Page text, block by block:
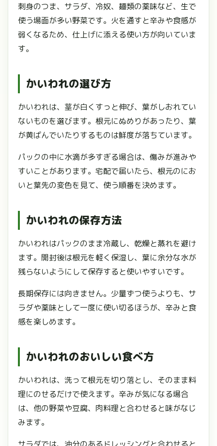
刺身のつま、サラダ、冷奴、麺類の薬味など、生で
使う場面が多い野菜です。火を通すと辛みや食感が
弱くなるため、仕上げに添える使い方が向いていま
す。
かいわれの選び方
かいわれは、茎が白くすっと伸び、葉がしおれてい
ないものを選びます。根元にぬめりがあったり、葉
が黄ばんでいたりするものは鮮度が落ちています。
パックの中に水滴が多すぎる場合は、傷みが進みや
すいことがあります。宅配で届いたら、根元のにお
いと葉先の変色を見て、使う順番を決めます。
かいわれの保存方法
かいわれはパックのまま冷蔵し、乾燥と蒸れを避け
ます。開封後は根元を軽く保湿し、葉に余分な水が
残らないようにして保存すると使いやすいです。
長期保存には向きません。少量ずつ使うよりも、サ
ラダや薬味として一度に使い切るほうが、辛みと食
感を楽しめます。
かいわれのおいしい食べ方
かいわれは、洗って根元を切り落とし、そのまま料
理にのせるだけで使えます。辛みが気になる場合
は、他の野菜や豆腐、肉料理と合わせると味がなじ
みます。
サラダでは、油分のあるドレッシングと合わせると